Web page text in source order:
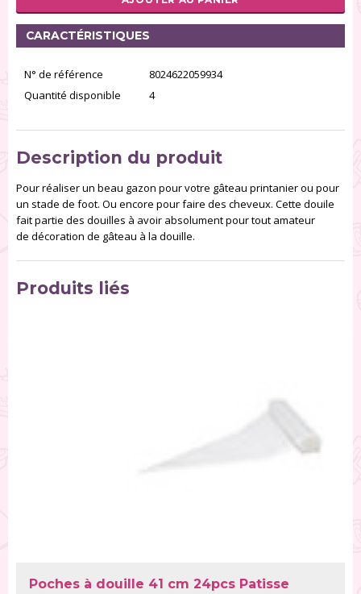
RÉINITIALISER LA RECHERCHE
CARACTÉRISTIQUES
N° de référence
8024622059934
Quantité disponible
4
Description du produit
Pour réaliser un beau gazon pour votre gâteau printanier ou pour
un stade de foot. Ou encore pour faire des cheveux. Cette douile
fait partie des douilles à avoir absolument pour tout amateur
de décoration de gâteau à la douille.
Produits liés
Poches à douille 41 cm 24pcs Patisse